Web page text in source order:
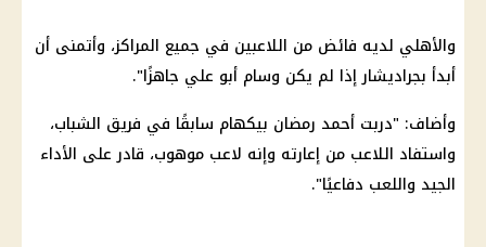
والأهلي لديه فائض من اللاعبين في جميع المراكز، وأتمنى أن
أبدأ بجراديشار إذا لم يكن وسام أبو علي جاهزًا".
وأضاف: "دربت أحمد رمضان بيكهام سابقًا في فريق الشباب،
واستفاد اللاعب من إعارته وإنه لاعب موهوب، قادر على الأداء
الجيد واللعب دفاعيًا".